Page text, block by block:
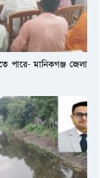
পারে- মানিকগঞ্জ জেলা